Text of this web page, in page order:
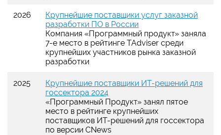
2026
Крупнейшие поставщики услуг заказной
разработки ПО в России
Компания «Программный продукт» заняла
7-е место в рейтинге TAdviser среди
крупнейших участников рынка заказной
разработки
2025
Крупнейшие поставщики ИТ-решений для
госсектора 2024
«Программный Продукт» занял пятое
место в рейтинге крупнейших
поставщиков ИТ-решений для госсектора
по версии CNews